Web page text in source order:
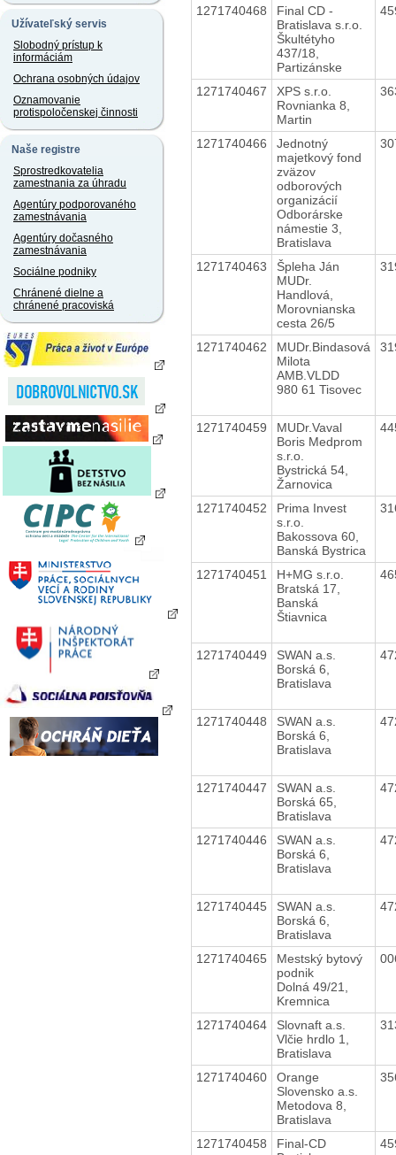
Užívateľský servis
Slobodný prístup k
informáciám
Ochrana osobných údajov
Oznamovanie
protispoločenskej činnosti
Naše registre
Sprostredkovatelia
zamestnania za úhradu
Agentúry podporovaného
zamestnávania
Agentúry dočasného
zamestnávania
Sociálne podniky
Chránené dielne a
chránené pracoviská
1271740468
Final CD -
Bratislava s.r.o.
Škultétyho
437/18,
Partizánske
1271740467
XPS s.r.o.
Rovnianka 8,
Martin
1271740466
Jednotný
majetkový fond
zväzov
odborových
organizácií
Odborárske
námestie 3,
Bratislava
1271740463
Špleha Ján
MUDr.
Handlová,
Morovnianska
cesta 26/5
1271740462
MUDr.Bindasová
Milota
AMB.VLDD
980 61 Tisovec
1271740459
MUDr.Vaval
Boris Medprom
s.r.o.
Bystrická 54,
Žarnovica
1271740452
Prima Invest
s.r.o.
Bakossova 60,
Banská Bystrica
1271740451
H+MG s.r.o.
Bratská 17,
Banská
Štiavnica
1271740449
SWAN a.s.
Borská 6,
Bratislava
1271740448
SWAN a.s.
Borská 6,
Bratislava
1271740447
SWAN a.s.
Borská 65,
Bratislava
1271740446
SWAN a.s.
Borská 6,
Bratislava
1271740445
SWAN a.s.
Borská 6,
Bratislava
1271740465
Mestský bytový
podnik
Dolná 49/21,
Kremnica
1271740464
Slovnaft a.s.
Vlčie hrdlo 1,
Bratislava
1271740460
Orange
Slovensko a.s.
Metodova 8,
Bratislava
1271740458
Final-CD